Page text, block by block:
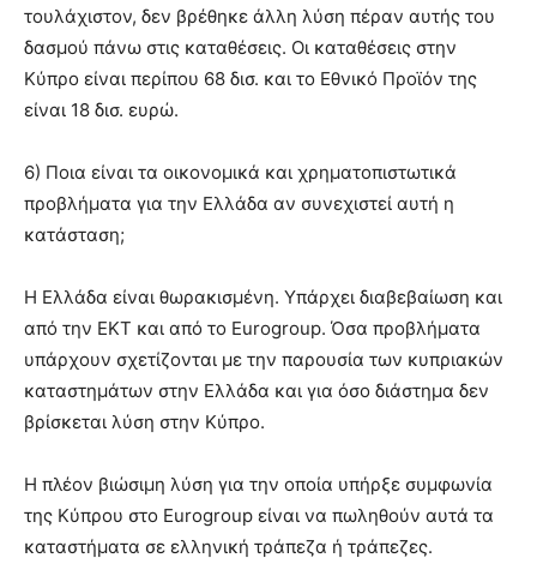
τουλάχιστον, δεν βρέθηκε άλλη λύση πέραν αυτής του
δασμού πάνω στις καταθέσεις. Οι καταθέσεις στην
Κύπρο είναι περίπου 68 δισ. και το Εθνικό Προϊόν της
είναι 18 δισ. ευρώ.
6) Ποια είναι τα οικονομικά και χρηματοπιστωτικά
προβλήματα για την Ελλάδα αν συνεχιστεί αυτή η
κατάσταση;
Η Ελλάδα είναι θωρακισμένη. Υπάρχει διαβεβαίωση και
από την ΕΚΤ και από το Eurogroup. Όσα προβλήματα
υπάρχουν σχετίζονται με την παρουσία των κυπριακών
καταστημάτων στην Ελλάδα και για όσο διάστημα δεν
βρίσκεται λύση στην Κύπρο.
Η πλέον βιώσιμη λύση για την οποία υπήρξε συμφωνία
της Κύπρου στο Eurogroup είναι να πωληθούν αυτά τα
καταστήματα σε ελληνική τράπεζα ή τράπεζες.